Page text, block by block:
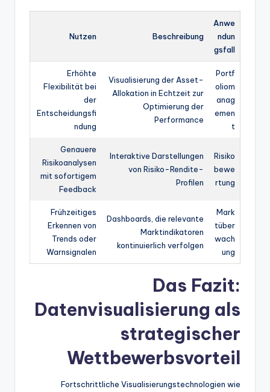
Anwe
ndun
gsfall
Beschreibung
Nutzen
Portf
oliom
anag
emen
t
Visualisierung der Asset-
Allokation in Echtzeit zur
Optimierung der
Performance
Erhöhte
Flexibilität bei
der
Entscheidungsfi
ndung
Risiko
bewe
rtung
Interaktive Darstellungen
von Risiko-Rendite-
Profilen
Genauere
Risikoanalysen
mit sofortigem
Feedback
Mark
tüber
wach
ung
Dashboards, die relevante
Marktindikatoren
kontinuierlich verfolgen
Frühzeitiges
Erkennen von
Trends oder
Warnsignalen
Das Fazit:
Datenvisualisierung als
strategischer
Wettbewerbsvorteil
Fortschrittliche Visualisierungstechnologien wie